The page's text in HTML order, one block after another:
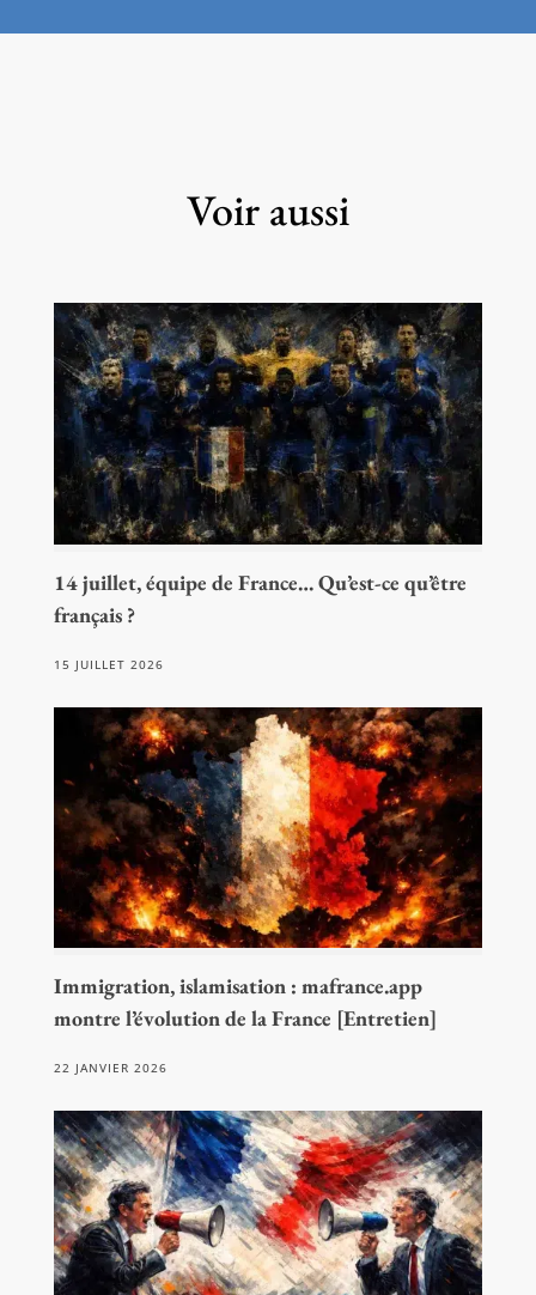
Voir aussi
14 juillet, équipe de France… Qu’est-ce qu’être
français ?
15 JUILLET 2026
Immigration, islamisation : mafrance.app
montre l’évolution de la France [Entretien]
22 JANVIER 2026